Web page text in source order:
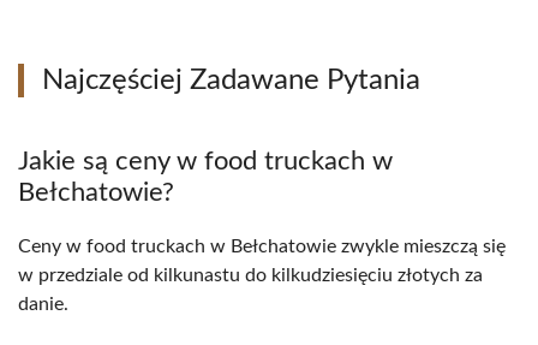
Najczęściej Zadawane Pytania
Jakie są ceny w food truckach w
Bełchatowie?
Ceny w food truckach w Bełchatowie zwykle mieszczą się
w przedziale od kilkunastu do kilkudziesięciu złotych za
danie.